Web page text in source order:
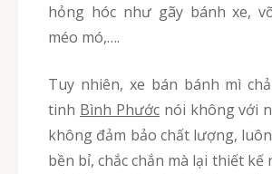
hỏng hóc như gãy bánh xe,
méo mó,….
Tuy nhiên, xe bán bánh mì chả cá nóng tại
tinh Bình Phướcnói không với
không đảm bảo chất lượng,
bền bỉ, chắc chắn mà lại thiết kế